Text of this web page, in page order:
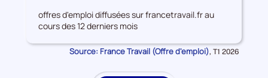
d'emploi
offres d'emploi diffusées sur francetravail.fr au
cours des 12 derniers mois
Source: France Travail (Offre d'emploi), Données
T1 2026